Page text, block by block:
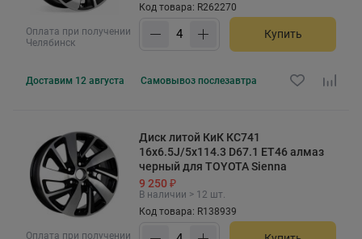
Оплата при получении
Челябинск
Код товара: R262270
Купить
Доставим 12 августа Самовывоз послезавтра
Оплата при получении
Диск литой КиК КС741
16x6.5J/5x114.3 D67.1 ET46 алмаз
черный для TOYOTA Sienna
9 250 ₽
В наличии > 12 шт.
Код товара: R138939